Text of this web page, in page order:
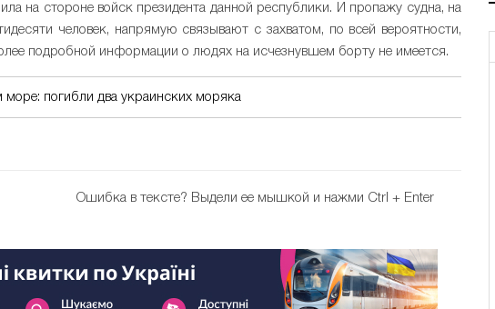
на стороне войск президента данной республики. И пропажу судна, на
человек, напрямую связывают с захватом, по всей вероятности,
подробной информации о людях на исчезнувшем борту не имеется.
погибли два украинских моряка
Ошибка в тексте? Выдели ее мышкой и нажми Ctrl + Enter